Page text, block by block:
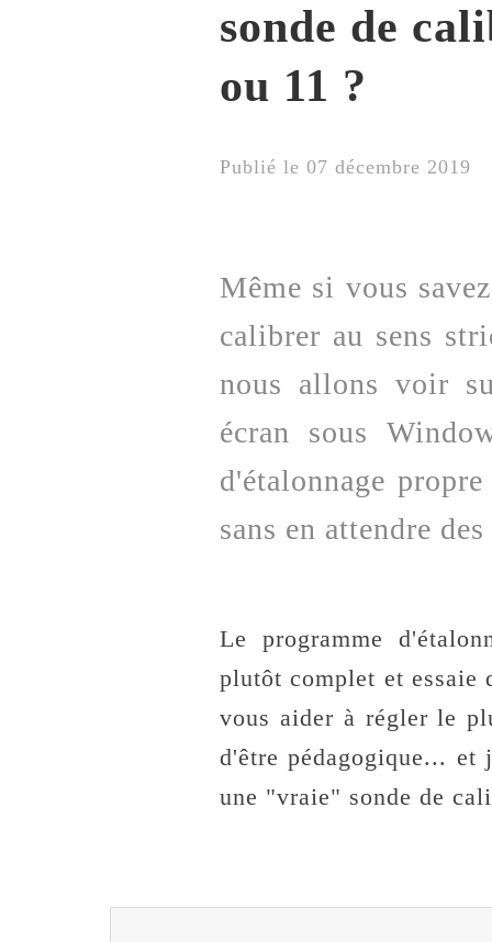
sonde de
ou 11 ?
Publié le 07 décembre
Même si vous
calibrer au sens
nous allons voir
écran sous
d'étalonnage
sans en attendre
Le programme
plutôt complet et essaie
vous aider à régler le
d'être pédagogique...
une "vraie" sonde de